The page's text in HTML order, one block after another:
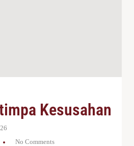
Kesusahan
No Comments